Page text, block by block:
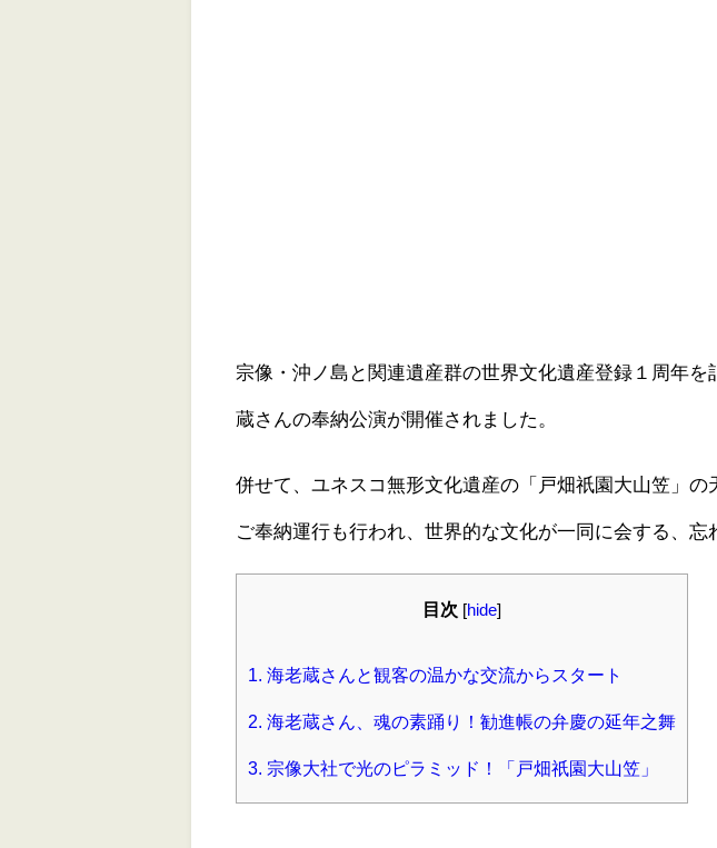
宗像・沖ノ島と関連遺産群の世界文化遺産登録１周年を
蔵さんの奉納公演が開催されました。
併せて、ユネスコ無形文化遺産の「戸畑祇園大山笠」の
ご奉納運行も行われ、世界的な文化が一同に会する、忘
目次 hide
1. 海老蔵さんと観客の温かな交流からスタート
2. 海老蔵さん、魂の素踊り！勧進帳の弁慶の延年之舞
3. 宗像大社で光のピラミッド！「戸畑祇園大山笠」